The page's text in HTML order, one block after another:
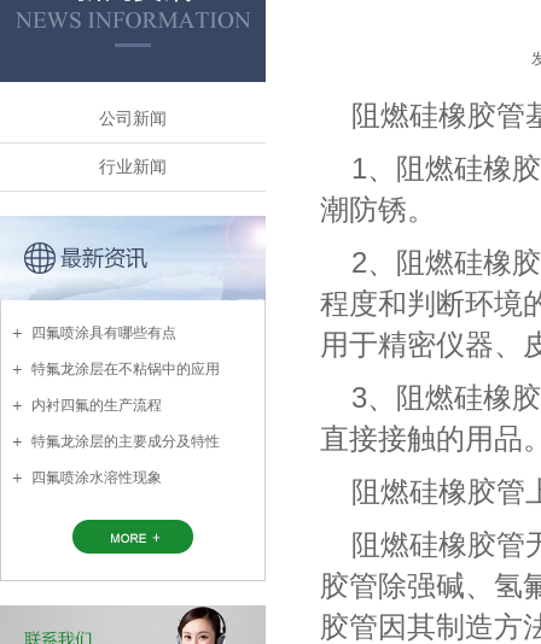
公司新闻
行业新闻
四氟喷涂具有哪些有点
特氟龙涂层在不粘锅中的应用
内衬四氟的生产流程
特氟龙涂层的主要成分及特性
四氟喷涂水溶性现象
阻燃硅橡胶管
1、阻燃硅橡
潮防锈。
2、阻燃硅橡
程度和判断环境
用于精密仪器、
3、阻燃硅橡
直接接触的用品
阻燃硅橡胶管
阻燃硅橡胶管
胶管除强碱、氢
胶管因其制造方